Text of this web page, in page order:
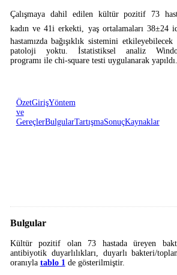
Çalışmaya dahil edilen kültür pozitif 73
kadın ve 41i erkekti, yaş ortalamaları 38±24
hastamızda bağışıklık sistemini
patoloji yoktu. İstatistiksel analiz
programı ile chi-square testi uygulanarak yapıldı.
ÖzetGirişYöntem
ve
GereçlerBulgularTartışmaSonuçKaynaklar
Bulgular
Kültür pozitif olan 73 hastada üreyen
antibiyotik duyarlılıkları, duyarlı bakteri/
oranıyla tablo 1 de gösterilmiştir.